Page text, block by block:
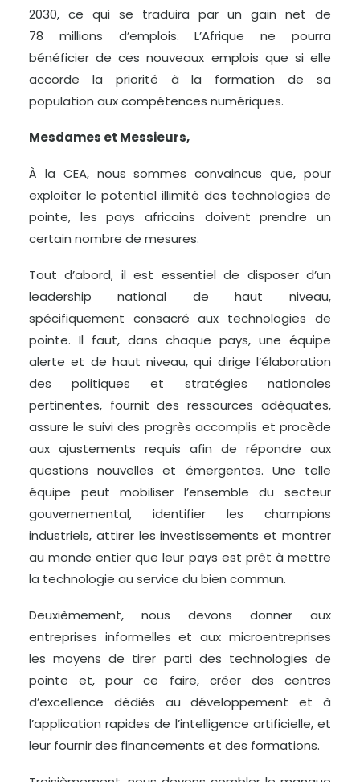
2030, ce qui se traduira par un gain net de
78 millions d’emplois. L’Afrique ne pourra
bénéficier de ces nouveaux emplois que si elle
accorde la priorité à la formation de sa
population aux compétences numériques.
Mesdames et Messieurs,
À la CEA, nous sommes convaincus que, pour
exploiter le potentiel illimité des technologies de
pointe, les pays africains doivent prendre un
certain nombre de mesures.
Tout d’abord, il est essentiel de disposer d’un
leadership national de haut niveau,
spécifiquement consacré aux technologies de
pointe. Il faut, dans chaque pays, une équipe
alerte et de haut niveau, qui dirige l’élaboration
des politiques et stratégies nationales
pertinentes, fournit des ressources adéquates,
assure le suivi des progrès accomplis et procède
aux ajustements requis afin de répondre aux
questions nouvelles et émergentes. Une telle
équipe peut mobiliser l’ensemble du secteur
gouvernemental, identifier les champions
industriels, attirer les investissements et montrer
au monde entier que leur pays est prêt à mettre
la technologie au service du bien commun.
Deuxièmement, nous devons donner aux
entreprises informelles et aux microentreprises
les moyens de tirer parti des technologies de
pointe et, pour ce faire, créer des centres
d’excellence dédiés au développement et à
l’application rapides de l’intelligence artificielle, et
leur fournir des financements et des formations.